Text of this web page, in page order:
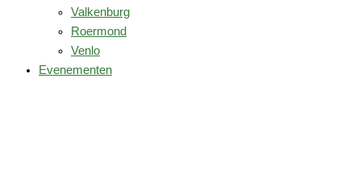
Valkenburg
Roermond
Venlo
Evenementen